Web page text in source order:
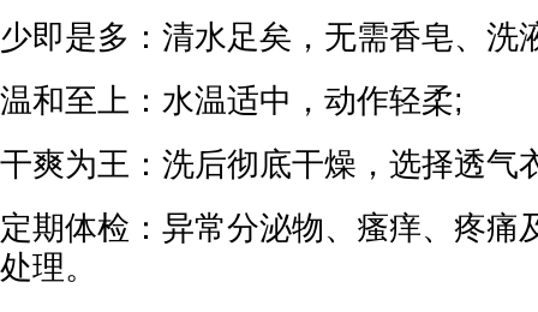
少即是多：清水足矣，无需香皂、洗
温和至上：水温适中，动作轻柔;
干爽为王：洗后彻底干燥，选择透气
定期体检：异常分泌物、瘙痒、疼痛
处理。